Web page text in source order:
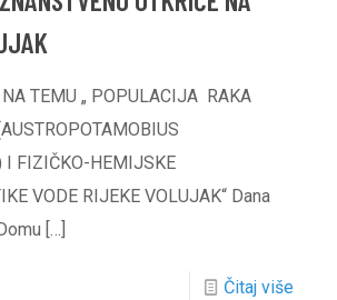
TEMU „ POPULACIJA RAKA
I FIZIČKO-HEMIJSKE
VODE RIJEKE VOLUJAK“ Dana
[…]
Čitaj više